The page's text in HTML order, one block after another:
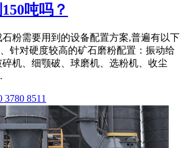
吨吗？
石粉需要用到的设备配置方案,普遍有以下
针对硬度较高的矿石磨粉配置：振动给
机、细颚破、球磨机、选粉机、收尘
8511